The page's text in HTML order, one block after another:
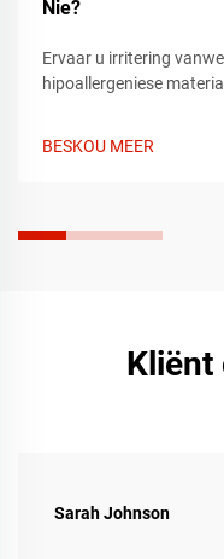
Nie?
Ervaar u irritering
hipoallergeniese
BESKOU MEER
Kliënt
Sarah Johnson